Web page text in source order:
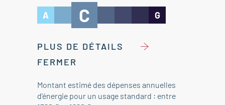
A C G
PLUS DE DÉTAILS
FERMER
Montant estimé des dépenses annuelles
d'énergie pour un usage standard : entre